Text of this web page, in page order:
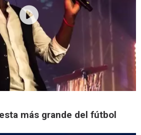
más grande del fútbol